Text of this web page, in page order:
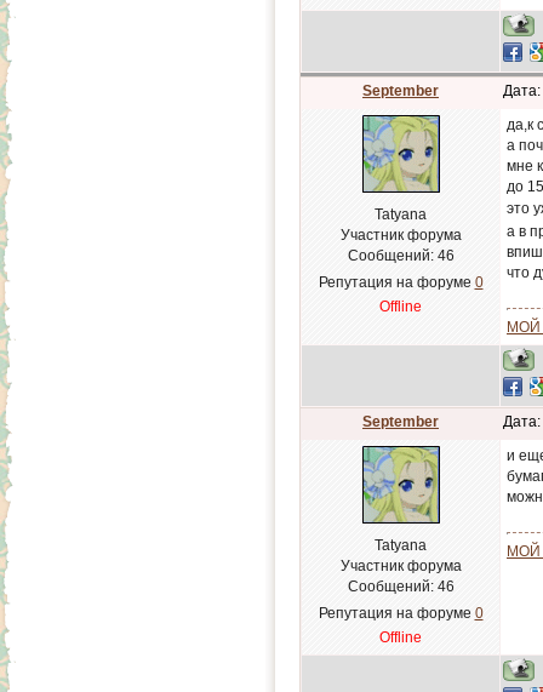
September
Tatyana
Участник форума
Сообщений: 46
Репутация на форуме 0
Offline
да,к
а
мне
до
это
а в
что
МОЙ
September
Tatyana
Участник форума
Сообщений: 46
Репутация на форуме 0
Offline
и
МОЙ